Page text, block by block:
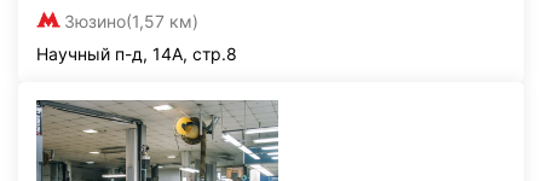
Зюзино(1,57 км)
Научный п-д, 14А, стр.8